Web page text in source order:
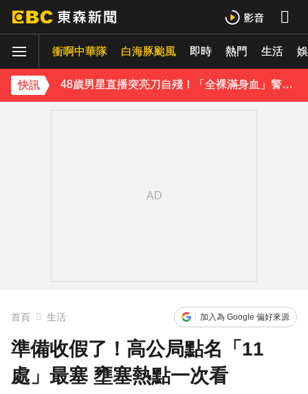
衝啊中華隊 白海豚颱風 即時 熱門 生活
快訊
48歲男星直播突亮刀自殘！「全裸滿身血」警急破門 家屬發聲曝現況
遭前夫割頸脅迫！「兇版李毓芬」陷養套殺慘賠2000萬 2度遇感情詐騙
首頁 生活 加入為 Google 偏好來源
準備收假了！高公局點名「11
處」最塞 壅塞熱點一次看